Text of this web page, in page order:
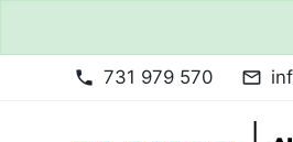
phone 731 979 570 mail_outline